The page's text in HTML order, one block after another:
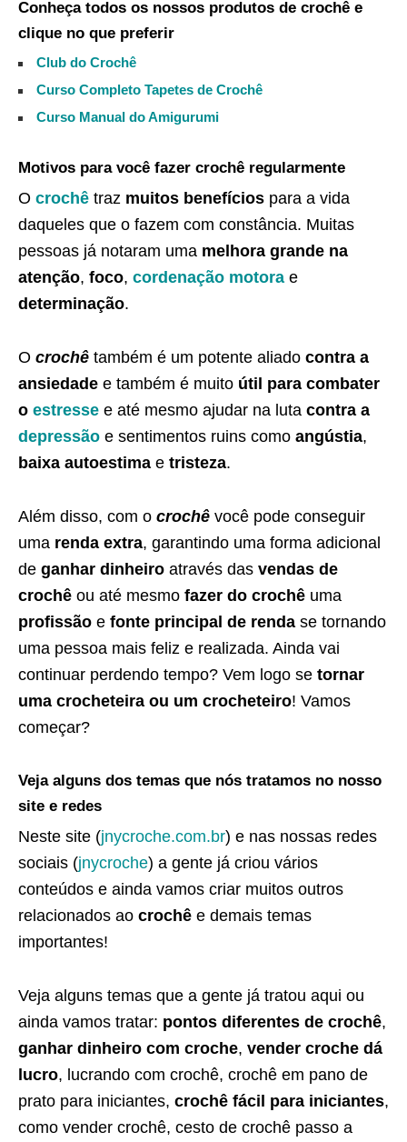
Conheça todos os nossos produtos de crochê e
clique no que preferir
Club do Crochê
Curso Completo Tapetes de Crochê
Curso Manual do Amigurumi
Motivos para você fazer crochê regularmente
O crochê traz muitos benefícios para a vida
daqueles que o fazem com constância. Muitas
pessoas já notaram uma melhora grande na
atenção, foco, cordenação motora e
determinação.
O crochê também é um potente aliado contra a
ansiedade e também é muito útil para combater
o estresse e até mesmo ajudar na luta contra a
depressão e sentimentos ruins como angústia,
baixa autoestima e tristeza.
Além disso, com o crochê você pode conseguir
uma renda extra, garantindo uma forma adicional
de ganhar dinheiro através das vendas de
crochê ou até mesmo fazer do crochê uma
profissão e fonte principal de renda se tornando
uma pessoa mais feliz e realizada. Ainda vai
continuar perdendo tempo? Vem logo se tornar
uma crocheteira ou um crocheteiro! Vamos
começar?
Veja alguns dos temas que nós tratamos no nosso
site e redes
Neste site (jnycroche.com.br) e nas nossas redes
sociais (jnycroche) a gente já criou vários
conteúdos e ainda vamos criar muitos outros
relacionados ao crochê e demais temas
importantes!
Veja alguns temas que a gente já tratou aqui ou
ainda vamos tratar: pontos diferentes de crochê,
ganhar dinheiro com croche, vender croche dá
lucro, lucrando com crochê, crochê em pano de
prato para iniciantes, crochê fácil para iniciantes,
como vender crochê, cesto de crochê passo a